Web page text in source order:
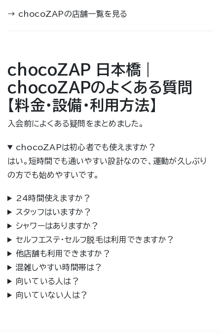
→ chocoZAPの店舗一覧を見る
chocoZAP 日本橋｜
chocoZAPのよくある質問
【料金・設備・利用方法】
入会前によくある疑問をまとめました。
chocoZAPは初心者でも使えますか？
はい。短時間でも通いやすい設計なので、運動が久しぶり
の方でも始めやすいです。
24時間使えますか？
スタッフはいますか？
シャワーはありますか？
セルフエステ・セルフ脱毛は利用できますか？
他店舗も利用できますか？
混雑しやすい時間帯は？
向いている人は？
向いていない人は？